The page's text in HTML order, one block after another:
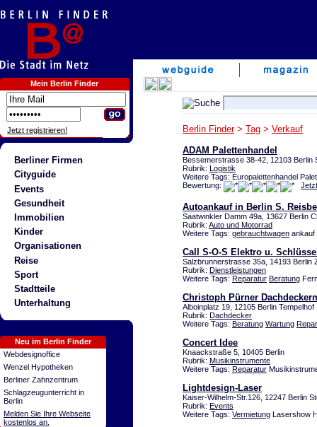
Mein Berlin Finder
Jetzt registrieren!
Berliner Firmen
Cityguide
Events
Gesundheit
Immobilien
Kinder
Organisationen
Reise
Sport
Stadtteile
Unterhaltung
Neu im Berlin Finder
Webdesignoffice
Wenzel Hypotheken
Berliner Zahnzentrum
Schlagzeugunterricht in
Berlin
Melden Sie Ihre Webseite
kostenlos an.
Berlin Finder> Tag > Verkauf
ADAM Palettenhandel
Bessemerstrasse 38-42, 12103 Berlin
Rubrik: Logistik
Weitere Tags: Europalettenhandel
Bewertung:
Autoankauf in Berlin S.
Saatwinkler Damm 49a, 13627 Berlin
Rubrik: Auto und Motorrad
Weitere Tags: gebrauchtwagen ankauf
Call S-O-S Elektro u.
Salzbrunnerstrasse 35a, 14193 Berlin
Rubrik: Dienstleistungen
Weitere Tags: Reparatur Beratung
Christoph Pürner
Alboinplatz 19, 12105 Berlin Tempelhof
Rubrik: Dachdecker
Weitere Tags: Beratung Wartung
Concert Idee
Knaackstraße 5, 10405 Berlin
Rubrik: Musikinstrumente
Weitere Tags: Reparatur
Lightdesign-Laser
Kaiser-Wilhelm-Str.126, 12247 Berlin
Rubrik: Events
Weitere Tags: Vermietung Lasershow